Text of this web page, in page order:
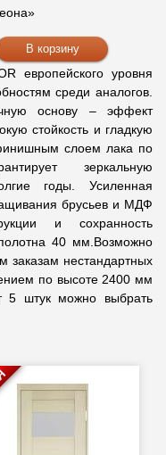
европейского уровня
среди аналогов.
основу – эффект
стойкость и гладкую
слоем лака по
зеркальную
годы. Усиленная
брусьев и МДФ
и сохранность
40 мм.Возможно
заказам нестандартных
по высоте 2400 мм
штук можно выбрать